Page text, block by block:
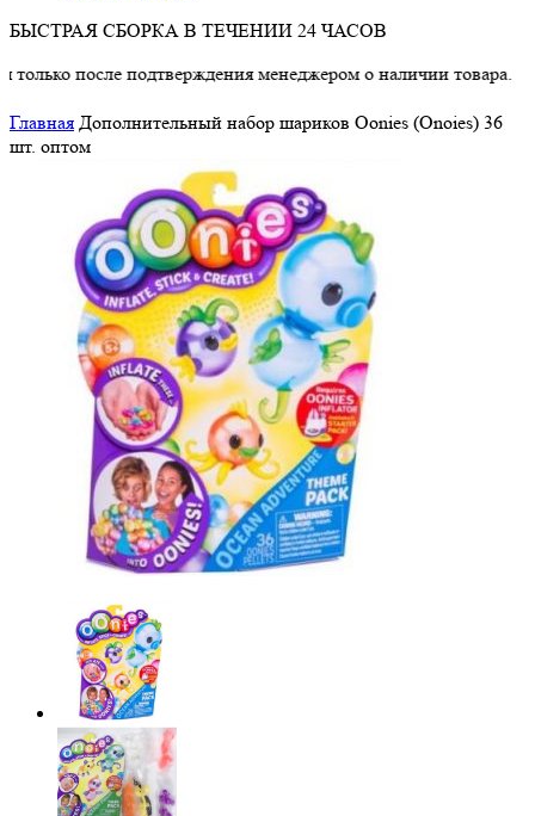
БЫСТРАЯ СБОРКА В ТЕЧЕНИИ 24 ЧАСОВ
после подтверждения менеджером о наличии товара.
Главная Дополнительный набор шариков Oonies (Onoies) 36
шт. оптом